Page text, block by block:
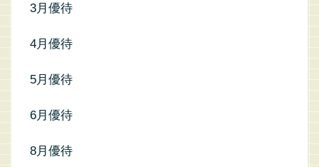
3月優待
4月優待
5月優待
6月優待
8月優待